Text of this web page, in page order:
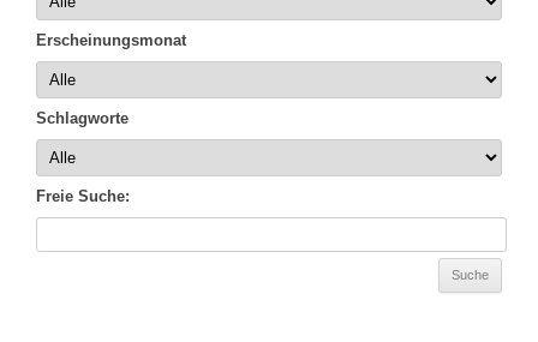
Erscheinungsmonat
Schlagworte
Freie Suche: